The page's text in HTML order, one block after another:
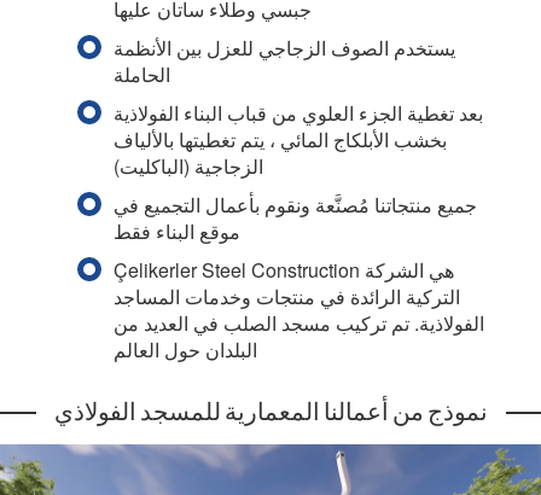
جبسي وطلاء ساتان عليها
يستخدم الصوف الزجاجي للعزل بين الأنظمة
الحاملة
بعد تغطية الجزء العلوي من قباب البناء الفولاذية
بخشب الأبلكاج المائي ، يتم تغطيتها بالألياف
الزجاجية (الباكليت)
جميع منتجاتنا مُصنَّعة ونقوم بأعمال التجميع في
موقع البناء فقط
Çelikerler Steel Construction هي الشركة
التركية الرائدة في منتجات وخدمات المساجد
الفولاذية. تم تركيب مسجد الصلب في العديد من
البلدان حول العالم
نموذج من أعمالنا المعمارية للمسجد الفولاذي